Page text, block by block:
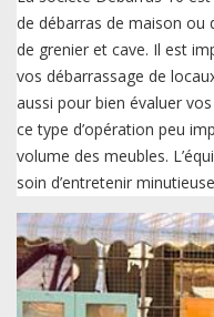
de débarras de maison ou
de grenier et cave. Il est
vos débarrassage de
aussi pour bien évaluer
ce type d’opération peu
volume des meubles.
soin d’entretenir